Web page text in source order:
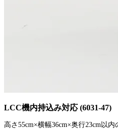
LCC機内持込み対応 (6031-47)
高さ55cm×横幅36cm×奥行23cm以